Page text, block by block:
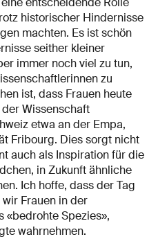
historischer Hindernisse
machten. Es ist schön
seither kleiner
immer noch viel zu tun,
zu
ist, dass Frauen heute
Wissenschaft
etwa an der Empa,
Fribourg. Dies sorgt nicht
auch als Inspiration für die
in Zukunft ähnliche
Ich hoffe, dass der Tag
Frauen in der
«bedrohte Spezies»,
wahrnehmen.